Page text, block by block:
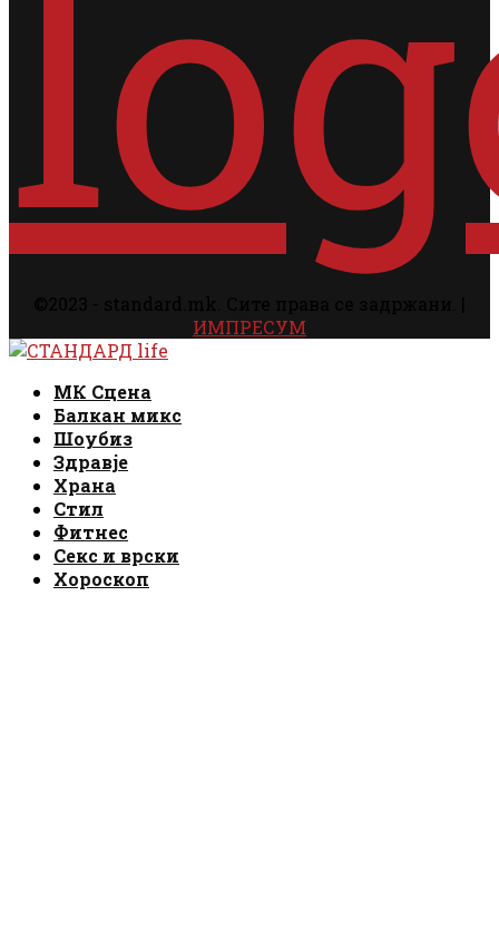
ИМПРЕСУМ
Facebook
Instagram
Email
Rss
МК Сцена
Балкан микс
Шоубиз
Здравје
Храна
Стил
Фитнес
Секс и врски
Хороскоп